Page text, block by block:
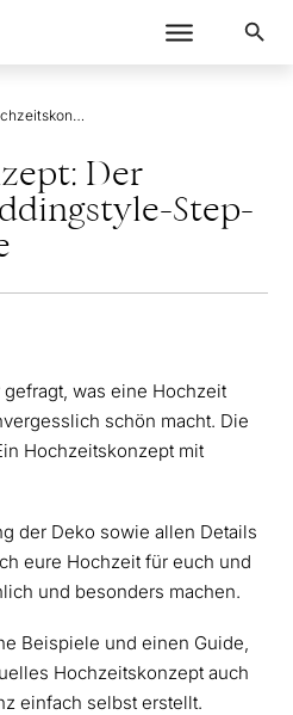
Hochzeitskonzept: Der ultimative weddingstyle-Step-by-Step-Guide
Der
Step-
was eine Hochzeit
schön macht. Die
Hochzeitskonzept mit
der Deko sowie allen Details
eure Hochzeit für euch und
und besonders machen.
Beispiele und einen Guide,
Hochzeitskonzept auch
einfach selbst erstellt.